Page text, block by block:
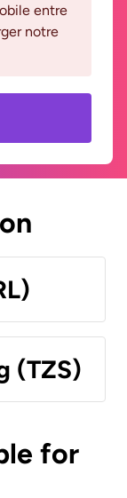
entre
notre
(TZS)
for